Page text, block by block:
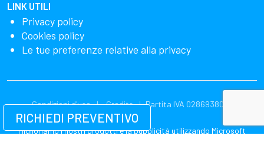
LINK UTILI
Privacy policy
Cookies policy
Le tue preferenze relative alla privacy
Condizioni d'uso Credits Partita IVA 02869380549
Miglioriamo i nostri prodotti e la pubblicità utilizzando Microsoft
RICHIEDI PREVENTIVO